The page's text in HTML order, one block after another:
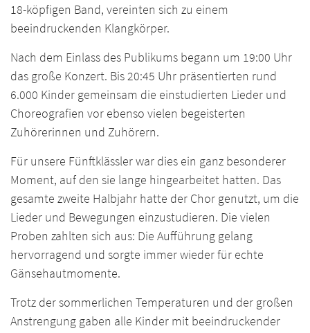
18-köpfigen Band, vereinten sich zu einem
beeindruckenden Klangkörper.
Nach dem Einlass des Publikums begann um 19:00 Uhr
das große Konzert. Bis 20:45 Uhr präsentierten rund
6.000 Kinder gemeinsam die einstudierten Lieder und
Choreografien vor ebenso vielen begeisterten
Zuhörerinnen und Zuhörern.
Für unsere Fünftklässler war dies ein ganz besonderer
Moment, auf den sie lange hingearbeitet hatten. Das
gesamte zweite Halbjahr hatte der Chor genutzt, um die
Lieder und Bewegungen einzustudieren. Die vielen
Proben zahlten sich aus: Die Aufführung gelang
hervorragend und sorgte immer wieder für echte
Gänsehautmomente.
Trotz der sommerlichen Temperaturen und der großen
Anstrengung gaben alle Kinder mit beeindruckender